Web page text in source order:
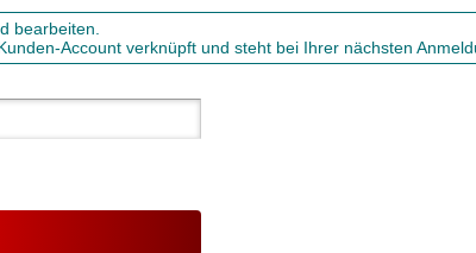
bearbeiten.
Account verknüpft und steht bei Ihrer nächsten